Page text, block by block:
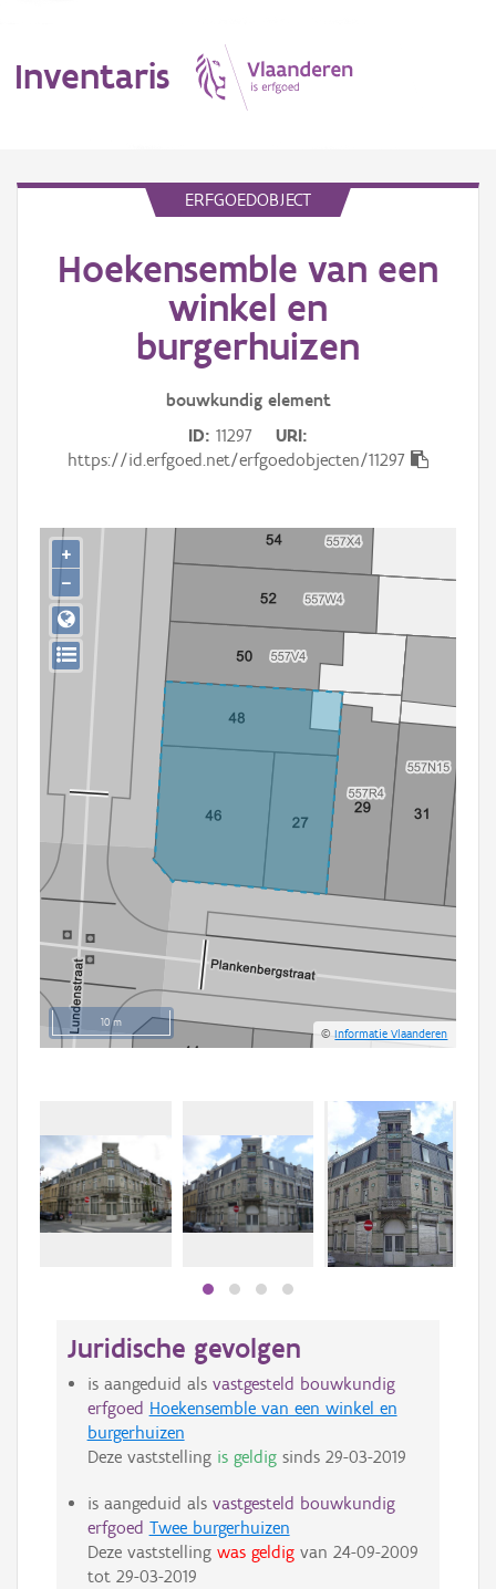
Inventaris
Erfgoedobject
Gebeurtenis
Downloads
Hergebruik
Aanmelden
ERFGOEDOBJECT
Hoekensemble van een
winkel en
burgerhuizen
bouwkundig element
ID 11297
URI
https://id.erfgoed.net/erfgoedobjecten/11297
10 m
©Informatie Vlaanderen
+
−
Juridische gevolgen
is aangeduid als vastgesteld bouwkundig
erfgoed Hoekensemble van een winkel en
burgerhuizen
Deze vaststelling is geldigsinds 29-03-2019
is aangeduid als vastgesteld bouwkundig
erfgoed Twee burgerhuizen
Deze vaststelling was geldigvan 24-09-2009
tot 29-03-2019